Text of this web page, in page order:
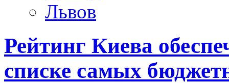
Львов
Рейтинг Киева
списке самых